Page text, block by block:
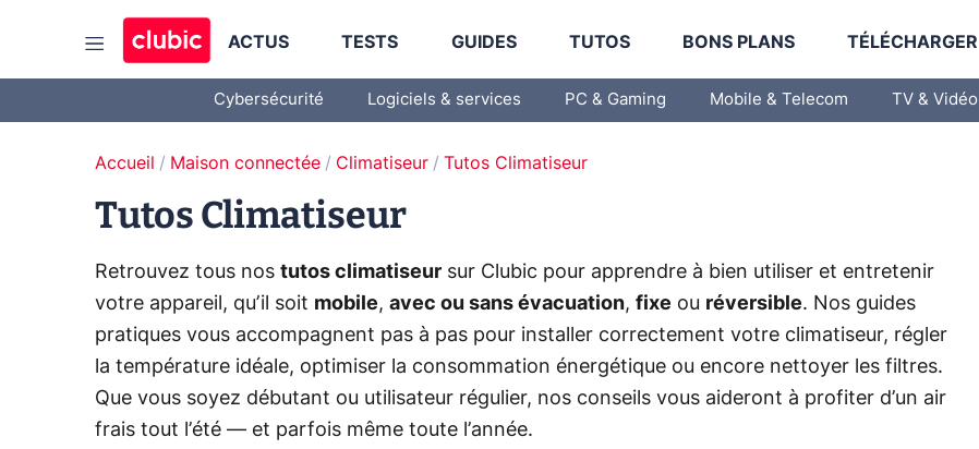
ACTUS TESTS GUIDES TUTOS BONS PLANS TÉLÉCHARGER
Cybersécurité Logiciels & services PC & Gaming Mobile & Telecom TV & Vidéo
Accueil Maison connectée Climatiseur Tutos Climatiseur
Tutos Climatiseur
Retrouvez tous nos tutos climatiseur sur Clubic pour apprendre à bien utiliser et entretenir
votre appareil, qu’il soit mobile, avec ou sans évacuation, fixe ou réversible. Nos guides
pratiques vous accompagnent pas à pas pour installer correctement votre climatiseur, régler
la température idéale, optimiser la consommation énergétique ou encore nettoyer les filtres.
Que vous soyez débutant ou utilisateur régulier, nos conseils vous aideront à profiter d’un air
frais tout l’été — et parfois même toute l’année.